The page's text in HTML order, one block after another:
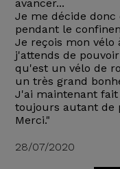
avancer...
Je me décide donc
pendant le
Je reçois mon vélo
j'attends de
qu'est un vélo de
un très grand
J'ai maintenant fait
toujours autant de
Merci."
28/07/2020